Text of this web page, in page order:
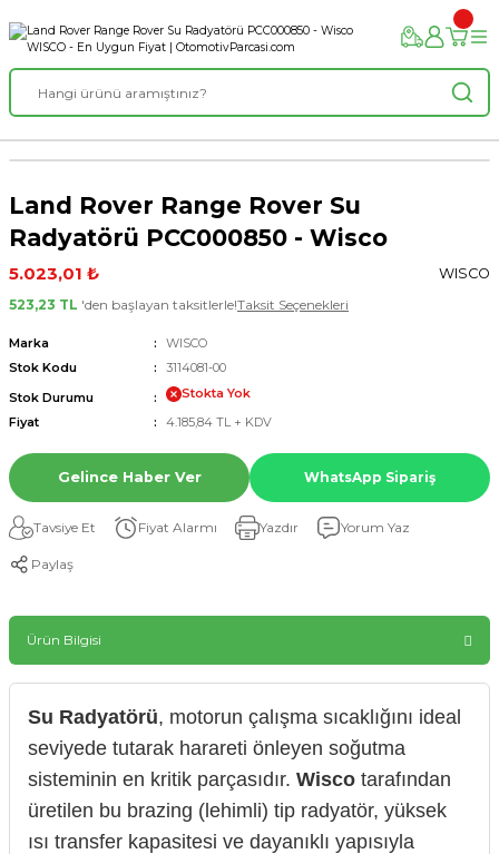
Land Rover Range Rover Su
Radyatörü PCC000850 - Wisco
5.023,01 ₺
WISCO
523,23 TL 'den başlayan taksitlerle!Taksit Seçenekleri
Marka
WISCO
Stok Kodu
3114081-00
Stok Durumu
Stokta Yok
Fiyat
4.185,84 TL + KDV
Gelince Haber Ver WhatsApp Sipariş
Tavsiye Et Fiyat Alarmı Yazdır Yorum Yaz
Paylaş
Ürün Bilgisi
Su Radyatörü, motorun çalışma sıcaklığını ideal
seviyede tutarak harareti önleyen soğutma
sisteminin en kritik parçasıdır. Wisco tarafından
üretilen bu brazing (lehimli) tip radyatör, yüksek
ısı transfer kapasitesi ve dayanıklı yapısıyla